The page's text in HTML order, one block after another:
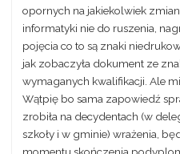
opornych na jakiekolwiek
informatyki nie do ruszenia,
pojęcia co to są znaki
jak zobaczyła dokument ze
wymaganych kwalifikacji. Ale
Wątpię bo sama zapowiedź
zrobiła na decydentach (w
szkoły i w gminie) wrażenia,
momentu skończenia